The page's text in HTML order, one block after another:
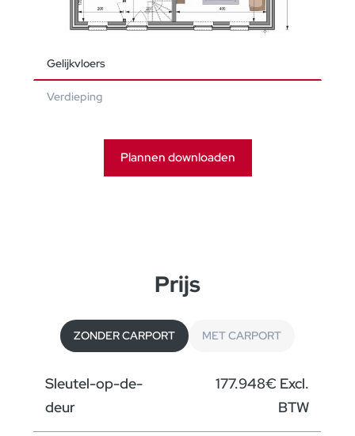
Gelijkvloers
Verdieping
Plannen downloaden
Prijs
ZONDER CARPORT MET CARPORT
Sleutel-op-de-
deur
177.948€ Excl.
BTW